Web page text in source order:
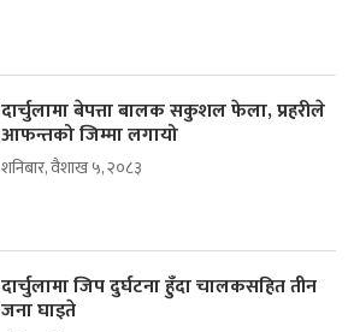
दार्चुलामा बेपत्ता बालक सकुशल फेला, प्रहरीले
आफन्तको जिम्मा लगायो
शनिबार, वैशाख ५, २०८३
दार्चुलामा जिप दुर्घटना हुँदा चालकसहित तीन
जना घाइते